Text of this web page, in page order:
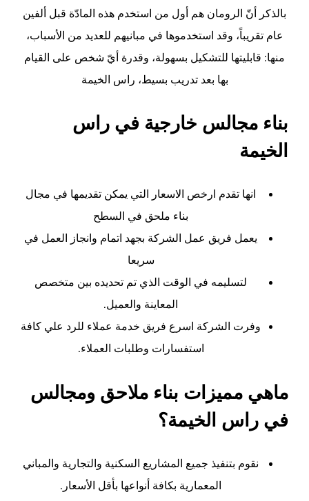
بالذكر أنّ الرومان هم أول من استخدم هذه المادّة قبل ألفين
عام تقريباً، وقد استخدموها في مبانيهم للعديد من الأسباب،
منها: قابليتها للتشكيل بسهولة، وقدرة أيّ شخص على القيام
بها بعد تدريب بسيط، راس الخيمة
بناء مجالس خارجية في راس
الخيمة
انها تقدم ارخص الاسعار التي يمكن تقديمها في مجال
بناء ملحق في السطح
يعمل فريق عمل الشركة بجهد اتمام وانجاز العمل في
سريعا
لتسليمه في الوقت الذي تم تحديده بين متخصص
المعاينة والعميل.
وفرت الشركة اسرع فريق خدمة عملاء للرد علي كافة
استفسارات وطلبات العملاء.
ماهي مميزات بناء ملاحق ومجالس
في راس الخيمة؟
نقوم بتنفيذ جميع المشاريع السكنية والتجارية والمباني
المعمارية بكافة أنواعها بأقل الأسعار.